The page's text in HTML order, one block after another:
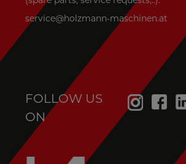
service@holzmann-maschinen.at
FOLLOW US
ON